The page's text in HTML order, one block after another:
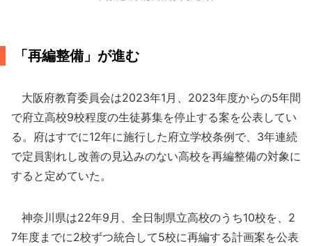
「再編整備」が進む
大阪府教育委員会は2023年1月、2023年度からの5年間
で府立高校9校程度の生徒募集を停止する案を公表してい
る。府はすでに12年に施行した府立学校条例で、3年連続
で定員割れし改善の見込みのない高校を再編整備の対象に
すると定めていた。
神奈川県は22年9月、全日制県立高校のうち10校を、2
7年度までに2校ずつ統合して5校に再編する計画案を公表